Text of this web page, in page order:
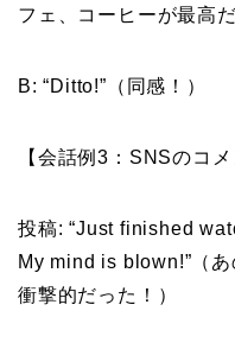
フェ、コーヒーが最高だ
B: “Ditto!”（同感！）
【会話例3：SNSのコメ
投稿: “Just finished
My mind is blown!”（あ
衝撃的だった！）